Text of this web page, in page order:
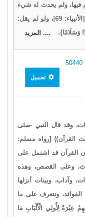
فيها، ولم يحدث له شيء
بأمر الله، وقال الله لها: {كُونِي بَرْدًا وَسَلَامًا} [الأنبياء: 69]، ولو لم يقل:
وَسَلَامًا}.
.... المزيد
تحميل
وقد قال النبي -صلى
القرآن)) [رواه مسلم:
له]. وذلك لأن القرآن قد اشتمل على
وعلى القصص، وهذه
وآداب، وبينات أنزلها
الفوائد، ونتعرف على ما
عِبْرَةٌ لِأُولِي الْأَلْبَابِ مَا